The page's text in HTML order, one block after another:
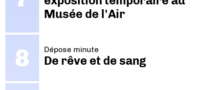
Musée de l'Air
Dépose minute
De rêve et de sang